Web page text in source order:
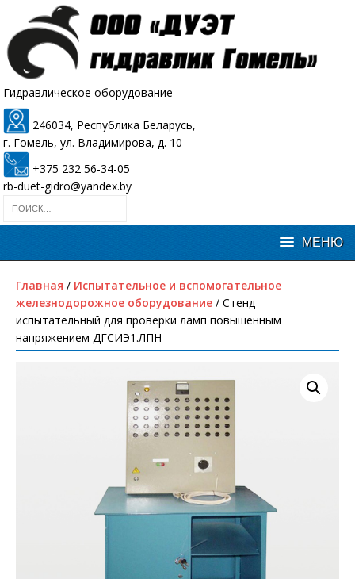
Гидравлическое оборудование
246034, Республика Беларусь,
г. Гомель, ул. Владимирова, д. 10
+375 232 56-34-05
rb-duet-gidro@yandex.by
Главная / Испытательное и вспомогательное
железнодорожное оборудование / Стенд
испытательный для проверки ламп повышенным
напряжением ДГСИЭ1.ЛПН